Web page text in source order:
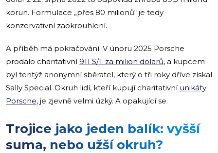
korun. Formulace „přes 80 milionů“ je tedy
konzervativní zaokrouhlení.
A příběh má pokračování. V únoru 2025 Porsche
prodalo charitativní911 S/T za milion dolarů, a kupcem
byl tentýž anonymní sběratel, který o tři roky dříve získal
Sally Special. Okruh lidí, kteří kupují charitativní unikáty
Porsche, je zjevně velmi úzký. A opakující se.
Trojice jako jeden balík: vyšší
suma, nebo užší okruh?